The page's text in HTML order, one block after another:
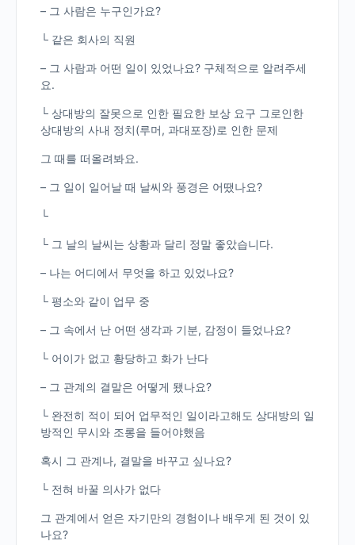
– 그 사람은 누구인가요?
└ 같은 회사의 직원
– 그 사람과 어떤 일이 있었나요? 구체적으로 알려주세
요.
└ 상대방의 잘못으로 인한 필요한 보상 요구 그로인한
상대방의 사내 정치(루머, 과대포장)로 인한 문제
그 때를 떠올려봐요.
– 그 일이 일어날 때 날씨와 풍경은 어땠나요?
└
└ 그 날의 날씨는 상황과 달리 정말 좋았습니다.
– 나는 어디에서 무엇을 하고 있었나요?
└ 평소와 같이 업무 중
– 그 속에서 난 어떤 생각과 기분, 감정이 들었나요?
└ 어이가 없고 황당하고 화가 난다
– 그 관계의 결말은 어떻게 됐나요?
└ 완전히 적이 되어 업무적인 일이라고해도 상대방의 일
방적인 무시와 조롱을 들어야했음
혹시 그 관계나, 결말을 바꾸고 싶나요?
└ 전혀 바꿀 의사가 없다
그 관계에서 얻은 자기만의 경험이나 배우게 된 것이 있
나요?